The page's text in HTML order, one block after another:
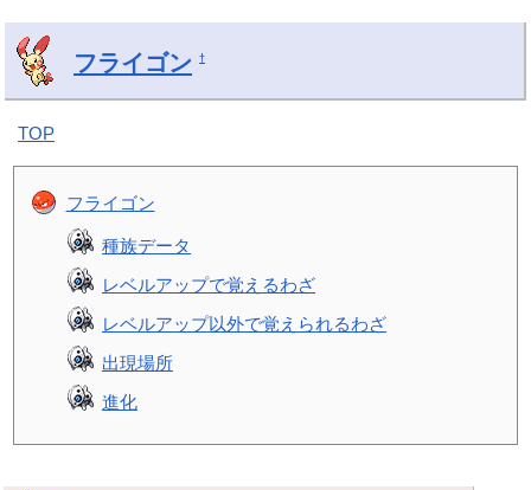
フライゴン †
TOP
フライゴン
種族データ
レベルアップで覚えるわざ
レベルアップ以外で覚えられるわざ
出現場所
進化